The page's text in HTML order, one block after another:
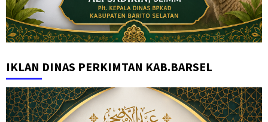
IKLAN DINAS PERKIMTAN KAB.BARSEL